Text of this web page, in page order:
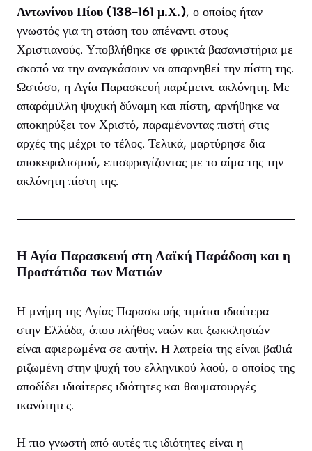
Αντωνίνου Πίου (138-161 μ.Χ.), ο οποίος ήταν
γνωστός για τη στάση του απέναντι στους
Χριστιανούς. Υποβλήθηκε σε φρικτά βασανιστήρια με
σκοπό να την αναγκάσουν να απαρνηθεί την πίστη της.
Ωστόσο, η Αγία Παρασκευή παρέμεινε ακλόνητη. Με
απαράμιλλη ψυχική δύναμη και πίστη, αρνήθηκε να
αποκηρύξει τον Χριστό, παραμένοντας πιστή στις
αρχές της μέχρι το τέλος. Τελικά, μαρτύρησε δια
αποκεφαλισμού, επισφραγίζοντας με το αίμα της την
ακλόνητη πίστη της.
Η Αγία Παρασκευή στη Λαϊκή Παράδοση και η
Προστάτιδα των Ματιών
Η μνήμη της Αγίας Παρασκευής τιμάται ιδιαίτερα
στην Ελλάδα, όπου πλήθος ναών και ξωκκλησιών
είναι αφιερωμένα σε αυτήν. Η λατρεία της είναι βαθιά
ριζωμένη στην ψυχή του ελληνικού λαού, ο οποίος της
αποδίδει ιδιαίτερες ιδιότητες και θαυματουργές
ικανότητες.
Η πιο γνωστή από αυτές τις ιδιότητες είναι η